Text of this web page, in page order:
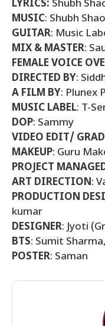
LYRICS: Shubh
MUSIC: Shubh
GUITAR: Music
MIX & MASTER:
FEMALE VOICE
DIRECTED BY:
A FILM BY: Plunex
MUSIC LABEL: T-
DOP: Sammy
VIDEO EDIT/
MAKEUP: Guru
PROJECT
ART DIRECTION:
PRODUCTION
kumar
DESIGNER: Jyoti
BTS: Sumit
POSTER: Saman